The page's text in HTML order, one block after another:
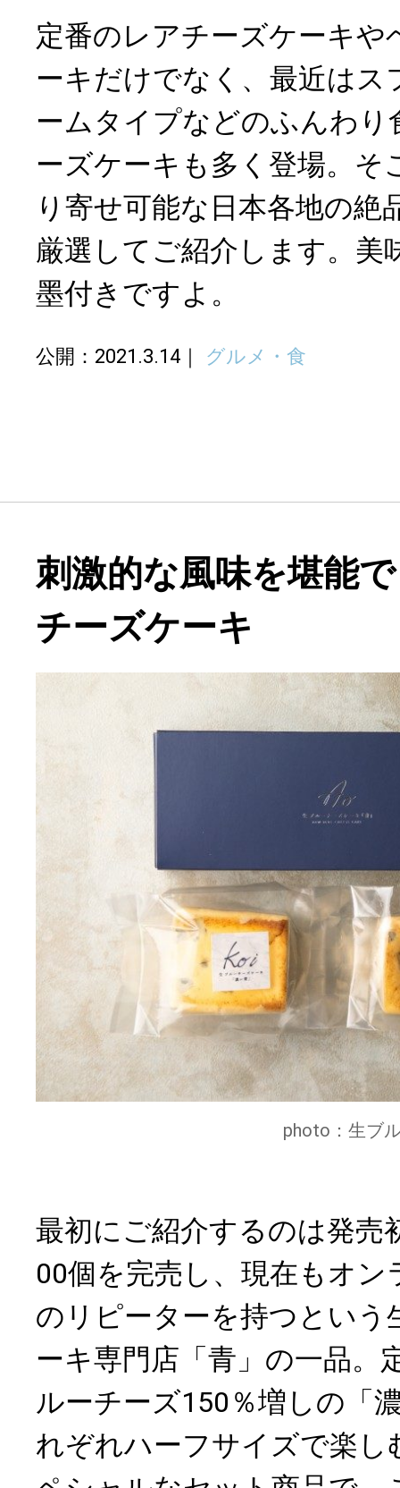
定番のレアチーズケーキや
ーキだけでなく、最近はス
ームタイプなどのふんわり
ーズケーキも多く登場。そ
り寄せ可能な日本各地の絶
厳選してご紹介します。美
墨付きですよ。
公開：2021.3.14 グルメ・食
刺激的な風味を堪能
チーズケーキ
photo：生ブ
最初にご紹介するのは発売
00個を完売し、現在もオン
のリピーターを持つという
ーキ専門店「青」の一品。
ルーチーズ150％増しの「
れぞれハーフサイズで楽